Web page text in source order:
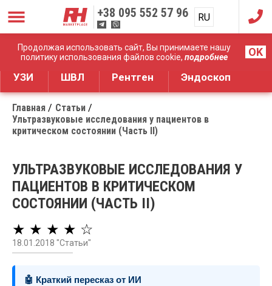
Продолжая использовать сайт, Вы принимаете нашу
политику использования файлов cookie, подробнее OK
+38 095 552 57 96 RU
UA
Дистрибуция медицинского оборудования
УЗИ ШВЛ Рентген Эндоскоп
Главная
Статьи
Ультразвуковые исследования у пациентов в
критическом состоянии (Часть II)
УЛЬТРАЗВУКОВЫЕ ИССЛЕДОВАНИЯ У
ПАЦИЕНТОВ В КРИТИЧЕСКОМ
СОСТОЯНИИ (ЧАСТЬ II)
★ ★ ★ ★ ☆
18.01.2018 "Статьи"
🤖 Краткий пересказ от ИИ